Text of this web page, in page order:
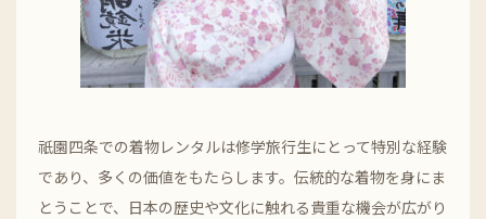
祇園四条での着物レンタルは修学旅行生にとって特別な経験
であり、多くの価値をもたらします。伝統的な着物を身にま
とうことで、日本の歴史や文化に触れる貴重な機会が広がり